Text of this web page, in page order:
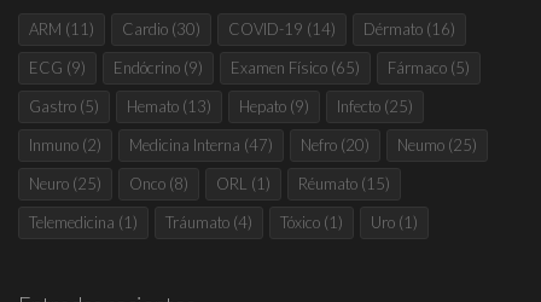
ARM (11) Cardio (30) COVID-19 (14) Dérmato (16)
ECG (9) Endócrino (9) Examen Físico (65) Fármaco (5)
Gastro (5) Hemato (13) Hepato (9) Infecto (25)
Inmuno (2) Medicina Interna (47) Nefro (20) Neumo (25)
Neuro (25) Onco (8) ORL (1) Réumato (15)
Telemedicina (1) Tráumato (4) Tóxico (1) Uro (1)